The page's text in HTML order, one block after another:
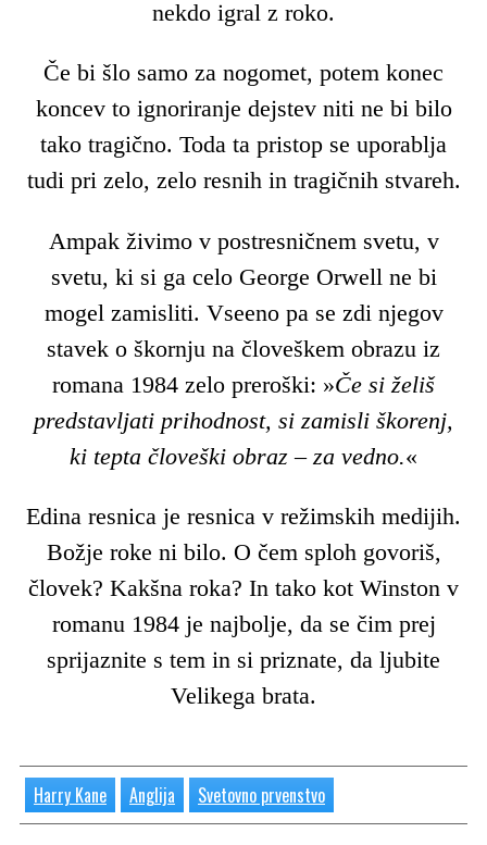
nekdo igral z roko.
Če bi šlo samo za nogomet, potem konec
koncev to ignoriranje dejstev niti ne bi bilo
tako tragično. Toda ta pristop se uporablja
tudi pri zelo, zelo resnih in tragičnih stvareh.
Ampak živimo v postresničnem svetu, v
svetu, ki si ga celo George Orwell ne bi
mogel zamisliti. Vseeno pa se zdi njegov
stavek o škornju na človeškem obrazu iz
romana 1984 zelo preroški: »Če si želiš
predstavljati prihodnost, si zamisli škorenj,
ki tepta človeški obraz – za vedno.«
Edina resnica je resnica v režimskih medijih.
Božje roke ni bilo. O čem sploh govoriš,
človek? Kakšna roka? In tako kot Winston v
romanu 1984 je najbolje, da se čim prej
sprijaznite s tem in si priznate, da ljubite
Velikega brata.
Harry Kane Anglija Svetovno prvenstvo